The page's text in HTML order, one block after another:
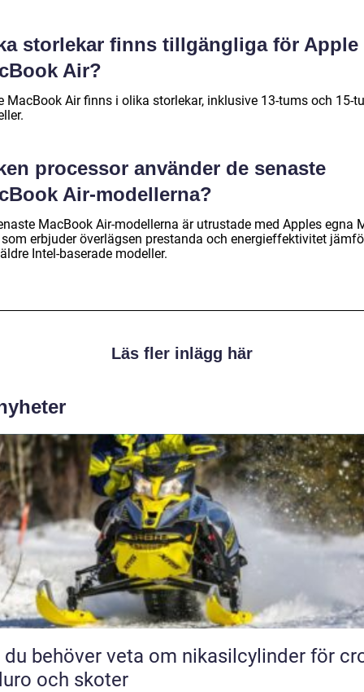
storlekar finns tillgängliga för Apple
Air?
MacBook Air finns i olika storlekar, inklusive 13-tums och 15-
processor använder de senaste
Air-modellerna?
MacBook Air-modellerna är utrustade med Apples egna
erbjuder överlägsen prestanda och energieffektivitet
Intel-baserade modeller.
Läs fler inlägg här
behöver veta om nikasilcylinder för
och skoter